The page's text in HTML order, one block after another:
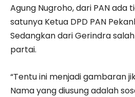
Agung Nugroho, dari PAN ada
satunya Ketua DPD PAN
Sedangkan dari Gerindra
partai.
“Tentu ini menjadi gambaran
Nama yang diusung adalah